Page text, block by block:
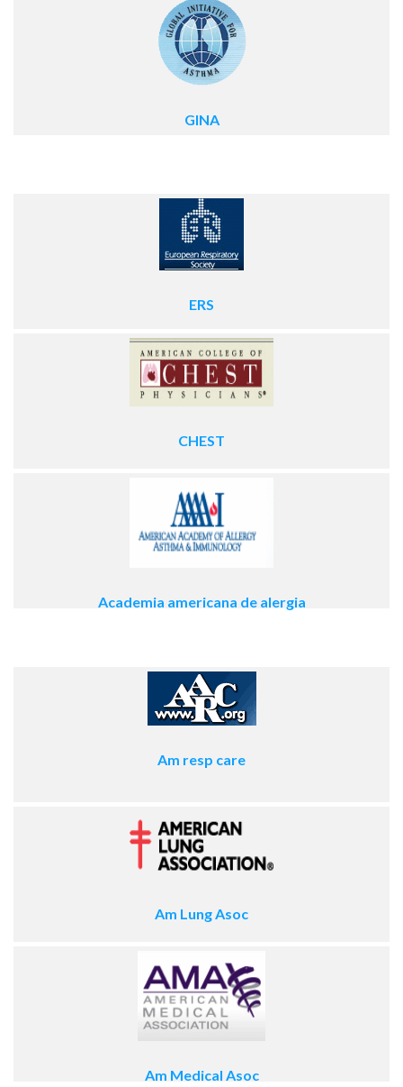
GINA
ERS
CHEST
Academia americana de alergia
Am resp care
Am Lung Asoc
Am Medical Asoc